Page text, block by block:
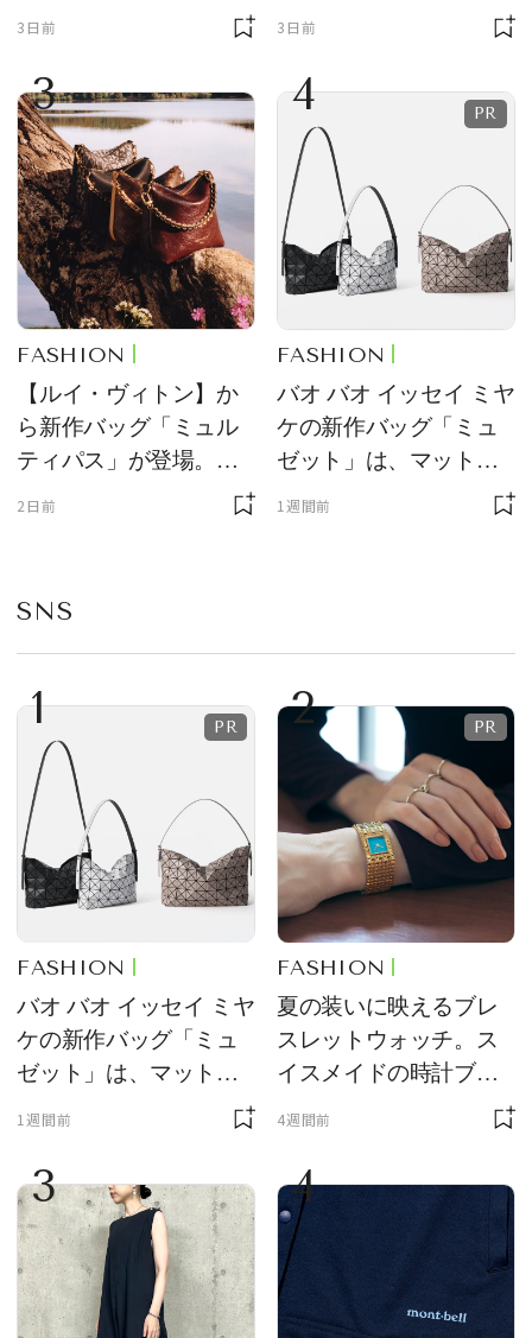
ーチ「はとっこ」を限
3日前
ーン型がスタイリング
3日前
3
FASHION
【ルイ・ヴィトン】か
ら新作バッグ「ミュル
ティパス」が登場。ミ
ニサイズもラインナッ
2日前
4
FASHION
バオ バオ イッセイ ミヤ
ケの新作バッグ「ミュ
ゼット」は、マットな
1週間前
SNS
1
FASHION
バオ バオ イッセイ ミヤ
ケの新作バッグ「ミュ
ゼット」は、マットな
1週間前
2
FASHION
夏の装いに映えるブレ
スレットウォッチ。ス
イスメイドの時計ブラ
ンド【フレデリック・
をレビュー。【それい
け！ 良品ハンター】
4週間前
3 4